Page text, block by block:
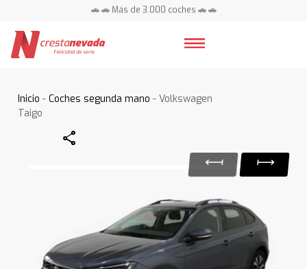
🚗 🚗 Más de 3.000 coches 🚗 🚗
Inicio -Coches segunda mano - Volkswagen
Taigo
Share